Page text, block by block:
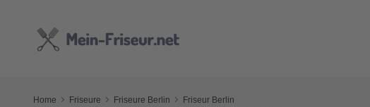
Home Friseure Friseure Berlin Friseur Berlin